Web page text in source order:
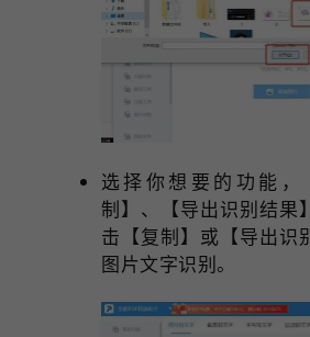
选择你想要的功能，
制】、【导出识别结果
击【复制】或【导出识
图片文字识别。